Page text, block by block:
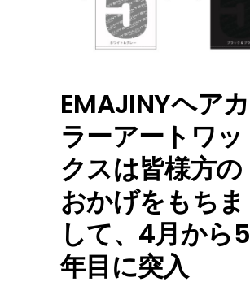
EMAJINYヘアカ
ラーアートワッ
クスは皆様方の
おかげをもちま
して、4月から5
年目に突入